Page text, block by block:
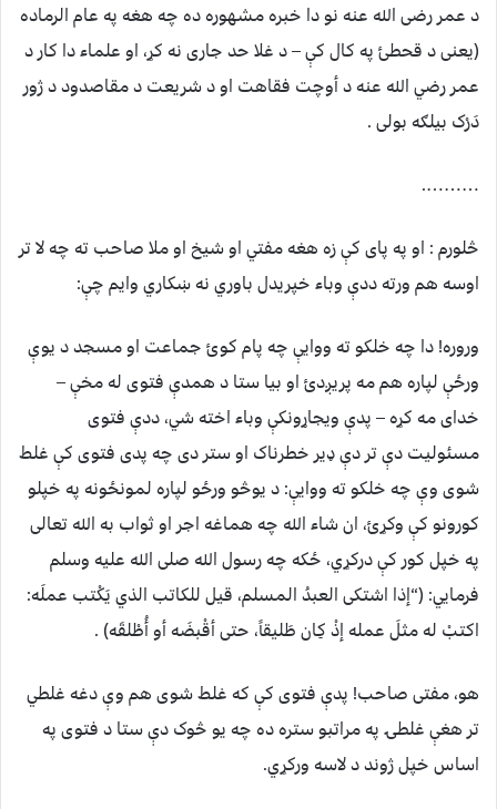
د عمر رضی الله عنه نو دا خبره مشهوره ده چه هغه په عام الرماده
(یعنی د قحطئ په کال کې – د غلا حد جاری نه کړ، او علما‌ء دا كار د
عمر رضي الله عنه د أوچت فقاهت او د شریعت د مقاصدود د ژور
دَرْک بیلګه بولی .
……….
څلورم : او په پای کې زه هغه مفتي او شیخ او ملا صاحب ته چه لا تر
اوسه هم ورته ددې وباء خپریدل باوري نه ښکاري وایم چې:
وروره! دا چه خلکو ته ووايې چه پام کوئ جماعت او مسجد د یوې
ورځې لپاره هم مه پریږدئ او بیا ستا د همدې فتوی له مخې –
خدای مه کړه – پدې ویجاړونکې وباء اخته شي، ددې فتوی
مسئولیت دې تر دې ډیر خطرناک او ستر دی چه پدی فتوی کې غلط
شوی وې چه خلکو ته ووايې: د یوڅو ورځو لپاره لمونځونه په خپلو
کورونو کې وکړئ، ان شاء الله چه هماغه اجر او ثواب به الله تعالی
په خپل کور کې درکړي، ځکه چه رسول الله صلی الله علیه وسلم
فرمايي: (“إذا اشتكى العبدُ المسلم، قيل للكاتب الذي يَكْتب عملَه:
اكتبْ له مثلَ عمله إذْ كِان طَليقاً، حتى أقْبضَه أو أُطْلقَه) .
هو، مفتی صاحب! پدې فتوی کې که غلط شوی هم وې دغه غلطي
تر هغې غلطۍ په مراتبو ستره ده چه یو څوک دې ستا د فتوی په
اساس خپل ژوند د لاسه ورکړي.